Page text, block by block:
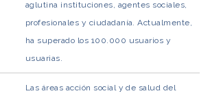
aglutina instituciones, agentes sociales,
profesionales y ciudadanía. Actualmente,
ha superado los 100.000 usuarios y
usuarias.
Las áreas acción social y de salud del